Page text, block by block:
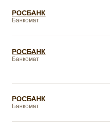
РОСБАНК
Банкомат
РОСБАНК
Банкомат
РОСБАНК
Банкомат